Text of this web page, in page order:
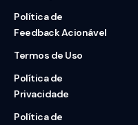
Política de
Feedback Acionável
Termos de Uso
Política de
Privacidade
Política de